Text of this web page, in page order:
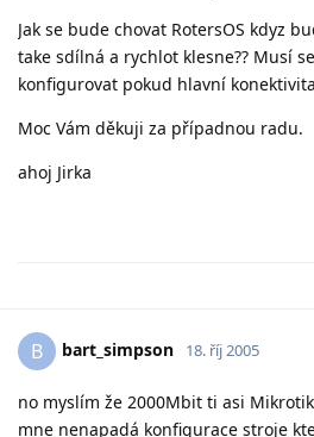
Jak se bude chovat RotersOS kdyz
take sdílná a rychlot klesne?? Musí
konfigurovat pokud hlavní
Moc Vám děkuji za případnou radu.
ahoj Jirka
B bart_simpson 18. říj 2005
no myslím že 2000Mbit ti asi
mne nenapadá konfigurace stroje